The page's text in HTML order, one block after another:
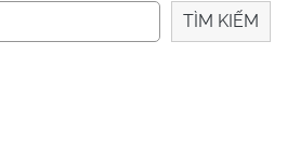
TÌM KIẾM